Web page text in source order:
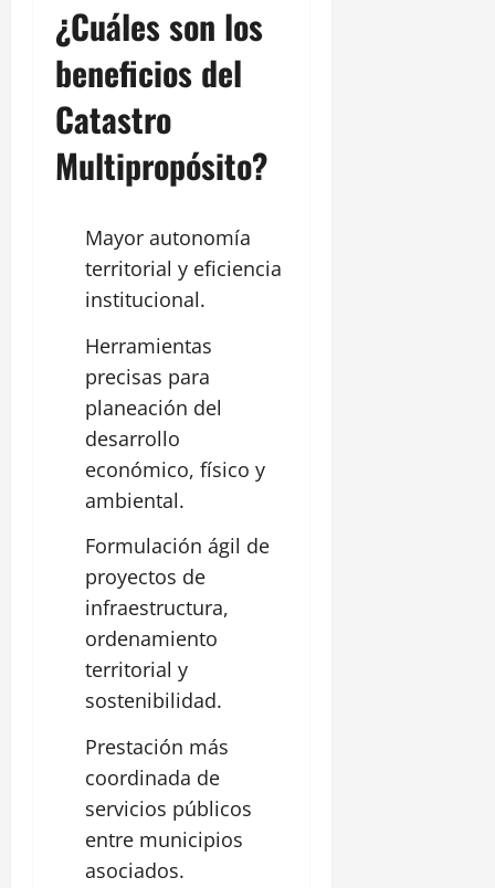
¿Cuáles son los
beneficios del
Catastro
Multipropósito?
Mayor autonomía
territorial y eficiencia
institucional.
Herramientas
precisas para
planeación del
desarrollo
económico, físico y
ambiental.
Formulación ágil de
proyectos de
infraestructura,
ordenamiento
territorial y
sostenibilidad.
Prestación más
coordinada de
servicios públicos
entre municipios
asociados.